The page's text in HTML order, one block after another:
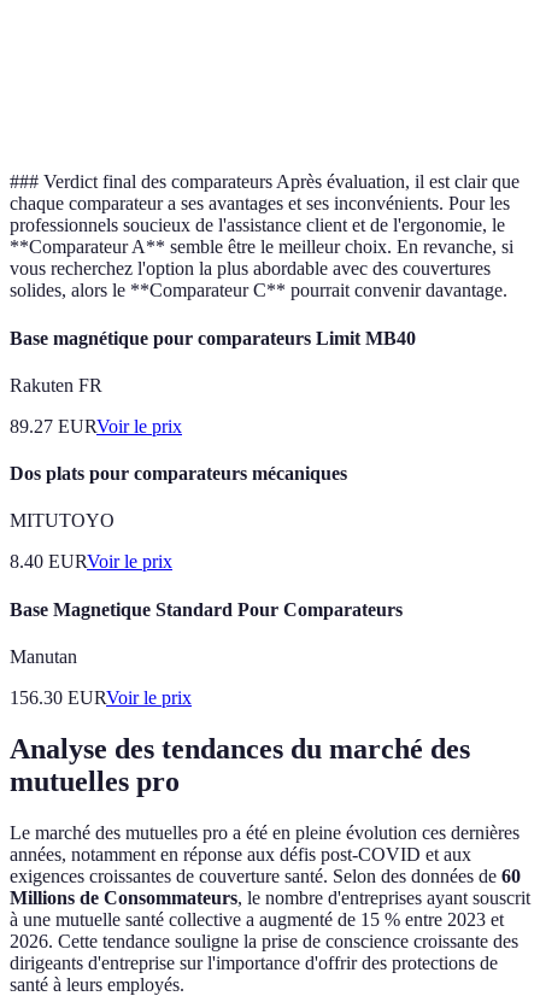
### Verdict final des comparateurs Après évaluation, il est clair que
chaque comparateur a ses avantages et ses inconvénients. Pour les
professionnels soucieux de l'assistance client et de l'ergonomie, le
**Comparateur A** semble être le meilleur choix. En revanche, si
vous recherchez l'option la plus abordable avec des couvertures
solides, alors le **Comparateur C** pourrait convenir davantage.
Base magnétique pour comparateurs Limit MB40
Rakuten FR
89.27 EURVoir le prix
Dos plats pour comparateurs mécaniques
MITUTOYO
8.40 EURVoir le prix
Base Magnetique Standard Pour Comparateurs
Manutan
156.30 EURVoir le prix
Analyse des tendances du marché des
mutuelles pro
Le marché des mutuelles pro a été en pleine évolution ces dernières
années, notamment en réponse aux défis post-COVID et aux
exigences croissantes de couverture santé. Selon des données de 60
Millions de Consommateurs, le nombre d'entreprises ayant souscrit
à une mutuelle santé collective a augmenté de 15 % entre 2023 et
2026. Cette tendance souligne la prise de conscience croissante des
dirigeants d'entreprise sur l'importance d'offrir des protections de
santé à leurs employés.